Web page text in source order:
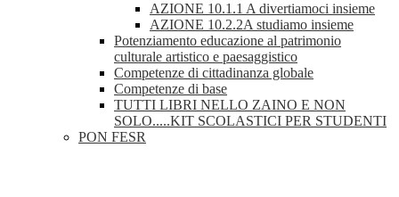
AZIONE 10.1.1 A divertiamoci insieme
AZIONE 10.2.2A studiamo insieme
Potenziamento educazione al patrimonio
culturale artistico e paesaggistico
Competenze di cittadinanza globale
Competenze di base
TUTTI LIBRI NELLO ZAINO E NON
SOLO.....KIT SCOLASTICI PER STUDENTI
PON FESR